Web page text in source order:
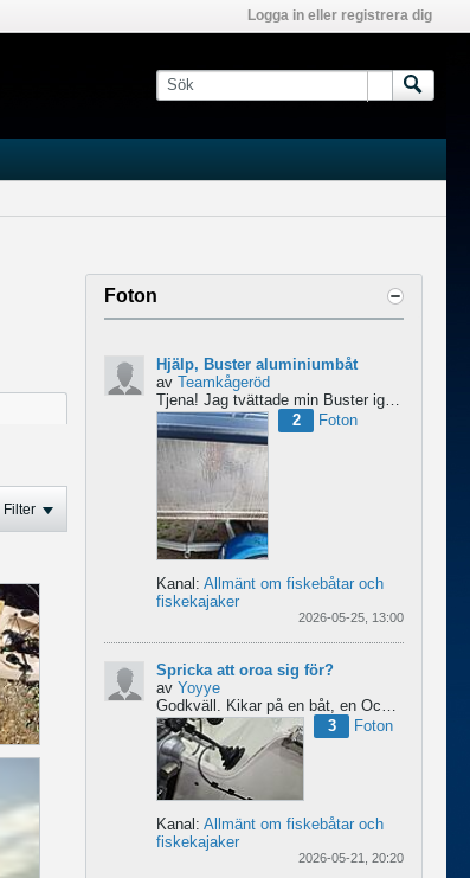
Logga in eller registrera dig
Filter
Foton
Hjälp, Buster aluminiumbåt
av Teamkågeröd
Tjena! Jag tvättade min Buster igår med ett medel för aluminiumbåtar och nu blev ytan konstig/flammig...
2
Foton
Kanal: Allmänt om fiskebåtar och
fiskekajaker
2026-05-25, 13:00
Spricka att oroa sig för?
av Yoyye
Godkväll.
Kikar på en båt, en Ockelbo B16 CC av 1990 års modell, men skulle behöva lite...
3
Foton
Kanal: Allmänt om fiskebåtar och
fiskekajaker
2026-05-21, 20:20